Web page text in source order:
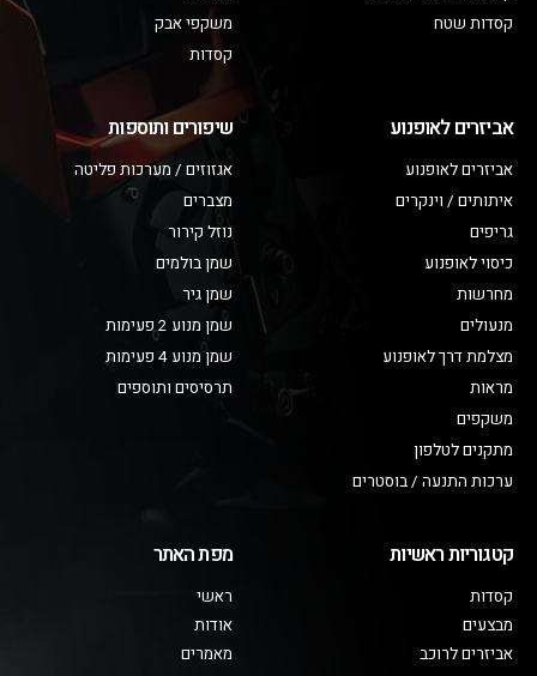
קסדות שטח
משקפי אבק
קסדות
אביזרים לאופנוע
אביזרים לאופנוע
איתותים / וינקרים
גריפים
כיסוי לאופנוע
מחרשות
מנעולים
מצלמת דרך לאופנוע
מראות
משקפים
מתקנים לטלפון
ערכות התנעה / בוסטרים
שיפורים ותוספות
אגזוזים / מערכות פליטה
מצברים
נוזל קירור
שמן בולמים
שמן גיר
שמן מנוע 2 פעימות
שמן מנוע 4 פעימות
תרסיסים ותוספים
קטגוריות ראשיות
קסדות
מבצעים
אביזרים לרוכב
מפת האתר
ראשי
אודות
מאמרים